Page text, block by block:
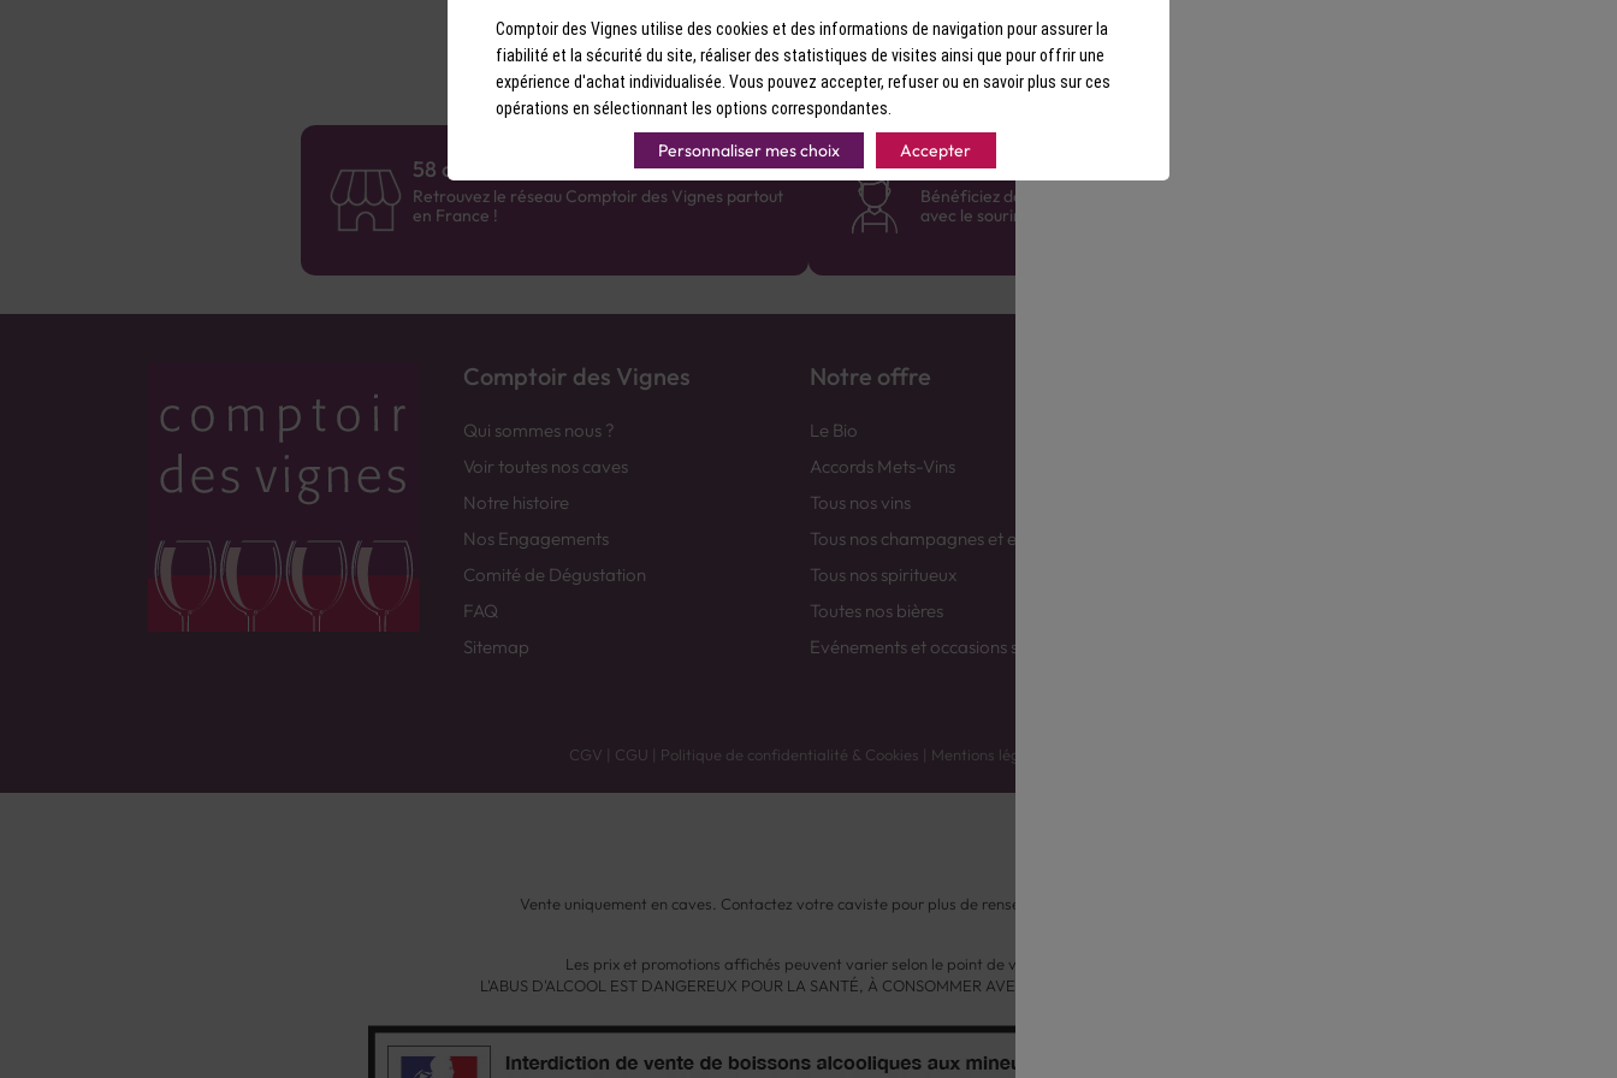
détonnant mais délicieusement enrobé, l'équilibre est bien trouvé. La
finale porte les traces d'un rhum bien concentré en arômes fruités et
sauvages.
58 caves en France
Retrouvez le réseau Comptoir des Vignes partout
en France !
Des cavistes à votre écoute
Bénéficiez de conseils sur-mesure et repartez
avec le sourire :)
Comptoir des Vignes
Qui sommes nous ?
Voir toutes nos caves
Notre histoire
Nos Engagements
Comité de Dégustation
FAQ
Sitemap
Notre offre
Le Bio
Accords Mets-Vins
Tous nos vins
Tous nos champagnes et efferverscents
Tous nos spiritueux
Toutes nos bières
Evénements et occasions spéciales
CGV | CGU | Politique de confidentialité & Cookies | Mentions légales
Vente uniquement en caves. Contactez votre caviste pour plus de renseignements.
Les prix et promotions affichés peuvent varier selon le point de vente.
L'ABUS D'ALCOOL EST DANGEREUX POUR LA SANTÉ, À CONSOMMER AVEC MODÉRATION.
Comptoir des Vignes utilise des cookies et des informations de navigation pour assurer la
fiabilité et la sécurité du site, réaliser des statistiques de visites ainsi que pour offrir une
expérience d'achat individualisée. Vous pouvez accepter, refuser ou en savoir plus sur ces
opérations en sélectionnant les options correspondantes.
Personnaliser mes choix Accepter